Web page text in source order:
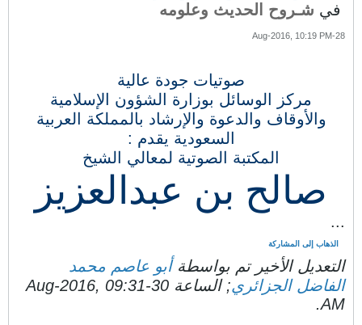
في شـروح الحديث وعلومه
28-Aug-2016, 10:19 PM
صوتيات جودة عالية
مركز الوسائل بوزارة الشؤون الإسلامية
والأوقاف والدعوة والإرشاد بالمملكة العربية
السعودية يقدم :
المكتبة الصوتية لمعالي الشيخ
صالح بن عبدالعزيز
...
الذهاب إلى المشاركة
التعديل الأخير تم بواسطةأبو عاصم محمد
الفاضل الجزائري; الساعة
30-Aug-2016, 09:31
AM
.